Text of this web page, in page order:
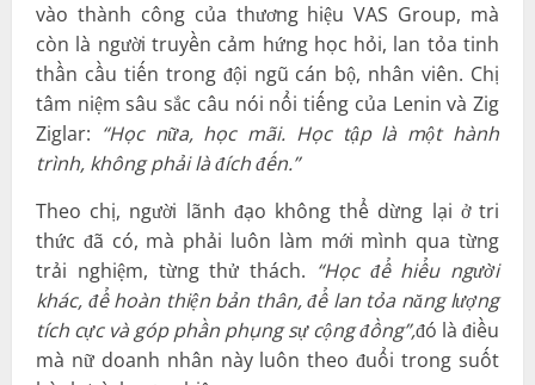
vào thành công của thương hiệu VAS Group, mà
còn là người truyền cảm hứng học hỏi, lan tỏa tinh
thần cầu tiến trong đội ngũ cán bộ, nhân viên. Chị
tâm niệm sâu sắc câu nói nổi tiếng của Lenin và Zig
Ziglar: “Học nữa, học mãi. Học tập là một hành
trình, không phải là đích đến.”
Theo chị, người lãnh đạo không thể dừng lại ở tri
thức đã có, mà phải luôn làm mới mình qua từng
trải nghiệm, từng thử thách. “Học để hiểu người
khác, để hoàn thiện bản thân, để lan tỏa năng lượng
tích cực và góp phần phụng sự cộng đồng”,đó là điều
mà nữ doanh nhân này luôn theo đuổi trong suốt